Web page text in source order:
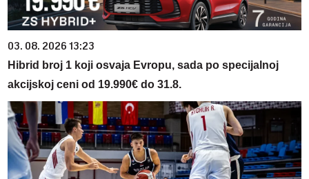
03. 08. 2026 13:23
Hibrid broj 1 koji osvaja Evropu, sada po specijalnoj
akcijskoj ceni od 19.990€ do 31.8.